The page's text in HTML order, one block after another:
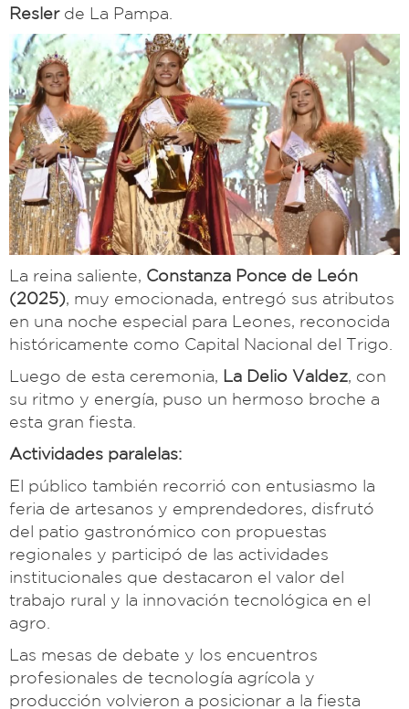
Reslerde La Pampa.
La reina saliente, Constanza Ponce de León
(2025), muy emocionada, entregó sus atributos
en una noche especial para Leones, reconocida
históricamente como Capital Nacional del Trigo.
Luego de esta ceremonia, La Delio Valdez, con
su ritmo y energía, puso un hermoso broche a
esta gran fiesta.
Actividades paralelas:
El público también recorrió con entusiasmo la
feria de artesanos y emprendedores, disfrutó
del patio gastronómico con propuestas
regionales y participó de las actividades
institucionales que destacaron el valor del
trabajo rural y la innovación tecnológica en el
agro.
Las mesas de debate y los encuentros
profesionales de tecnología agrícola y
producción volvieron a posicionar a la fiesta